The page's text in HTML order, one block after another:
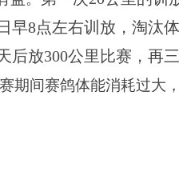
早8点左右训放，淘汰
后放300公里比赛，再
期间赛鸽体能消耗过大